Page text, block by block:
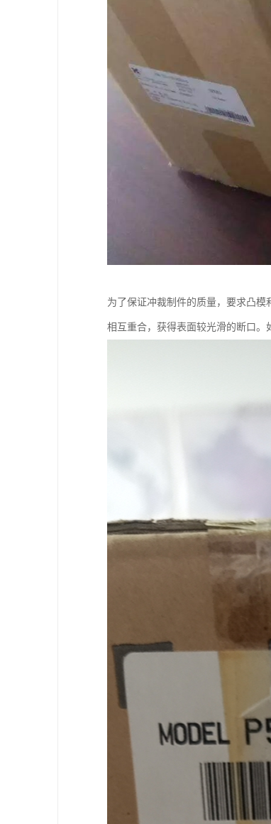
为了保证冲裁制件的质量，要求凸
相互重合，获得表面较光滑的断口。